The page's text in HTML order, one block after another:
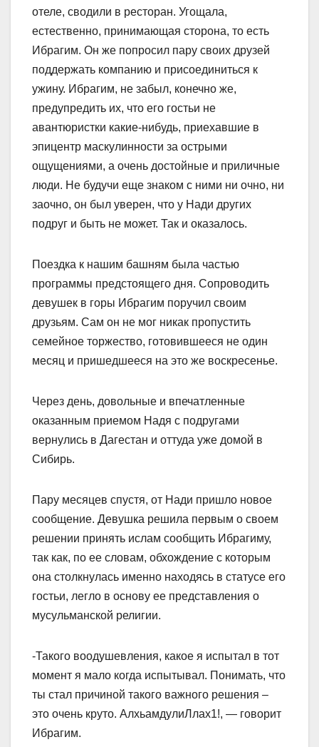
отеле, сводили в ресторан. Угощала,
естественно, принимающая сторона, то есть
Ибрагим. Он же попросил пару своих друзей
поддержать компанию и присоединиться к
ужину. Ибрагим, не забыл, конечно же,
предупредить их, что его гостьи не
авантюристки какие-нибудь, приехавшие в
эпицентр маскулинности за острыми
ощущениями, а очень достойные и приличные
люди. Не будучи еще знаком с ними ни очно, ни
заочно, он был уверен, что у Нади других
подруг и быть не может. Так и оказалось.
Поездка к нашим башням была частью
программы предстоящего дня. Сопроводить
девушек в горы Ибрагим поручил своим
друзьям. Сам он не мог никак пропустить
семейное торжество, готовившееся не один
месяц и пришедшееся на это же воскресенье.
Через день, довольные и впечатленные
оказанным приемом Надя с подругами
вернулись в Дагестан и оттуда уже домой в
Сибирь.
Пару месяцев спустя, от Нади пришло новое
сообщение. Девушка решила первым о своем
решении принять ислам сообщить Ибрагиму,
так как, по ее словам, обхождение с которым
она столкнулась именно находясь в статусе его
гостьи, легло в основу ее представления о
мусульманской религии.
-Такого воодушевления, какое я испытал в тот
момент я мало когда испытывал. Понимать, что
ты стал причиной такого важного решения –
это очень круто. АлхьамдулиЛлах1!, — говорит
Ибрагим.